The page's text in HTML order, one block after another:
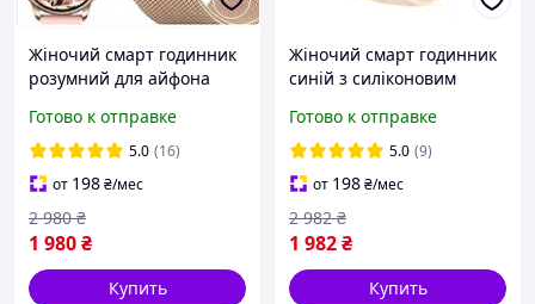
Жіночий смарт годинник
розумний для айфона
круглий якісний з
можливістю дзвінків топ
Готово к отправке
5.0 (16)
от 198₴/мес
1 980₴
2 980 ₴
Купить
Жіночий смарт годинник
синій з силіконовим
айфон водонепроникний
з динаміком квадратни
Готово к отправке
5.0 (9)
от 198₴/мес
1 982₴
2 982 ₴
Купить